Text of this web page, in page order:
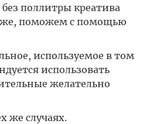
поллитры креатива
же, поможем с помощью
используемое в том
использовать
желательно
же случаях.